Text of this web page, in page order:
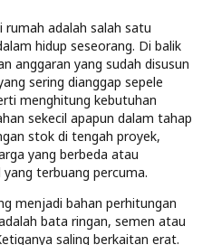
adalah salah satu
hidup seseorang. Di balik
anggaran yang sudah disusun
sering dianggap sepele
menghitung kebutuhan
sekecil apapun dalam tahap
stok di tengah proyek,
yang berbeda atau
terbuang percuma.
menjadi bahan perhitungan
bata ringan, semen atau
saling berkaitan erat.